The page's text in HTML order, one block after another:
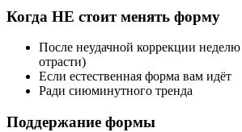
Когда НЕ стоит менять форму
После неудачной коррекции неделю
отрасти)
Если естественная форма вам идёт
Ради сиюминутного тренда
Поддержание формы